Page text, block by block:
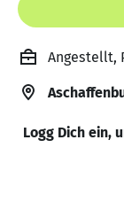
Angestellt,
Logg Dich ein,